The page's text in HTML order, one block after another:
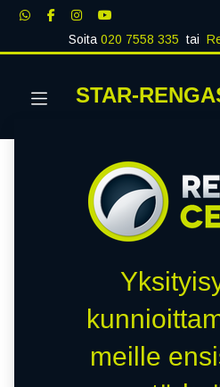
Soita020 7558 335 tai
STAR-
meille